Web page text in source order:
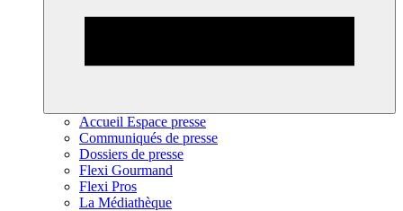
Accueil Espace presse
Communiqués de presse
Dossiers de presse
Flexi Gourmand
Flexi Pros
La Médiathèque